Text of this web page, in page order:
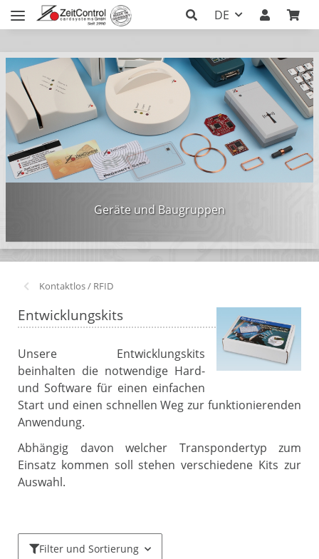
DE
Geräte und Baugruppen
Kontaktlos / RFID
Entwicklungskits
Unsere Entwicklungskits
beinhalten die notwendige Hard-
und Software für einen einfachen
Start und einen schnellen Weg zur funktionierenden
Anwendung.
Abhängig davon welcher Transpondertyp zum
Einsatz kommen soll stehen verschiedene Kits zur
Auswahl.
Filter und Sortierung